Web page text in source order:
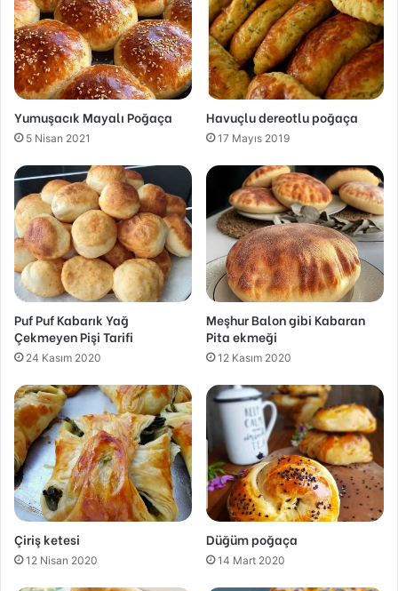
Yumuşacık Mayalı Poğaça
5 Nisan 2021
Havuçlu dereotlu poğaça
17 Mayıs 2019
Puf Puf Kabarık Yağ
Çekmeyen Pişi Tarifi
24 Kasım 2020
Meşhur Balon gibi Kabaran
Pita ekmeği
12 Kasım 2020
Çiriş ketesi
12 Nisan 2020
Düğüm poğaça
14 Mart 2020